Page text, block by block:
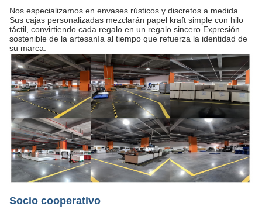
Nos especializamos en envases rústicos y discretos a medida.
Sus cajas personalizadas mezclarán papel kraft simple con hilo
táctil, convirtiendo cada regalo en un regalo sincero.Expresión
sostenible de la artesanía al tiempo que refuerza la identidad de
su marca.
Socio cooperativo